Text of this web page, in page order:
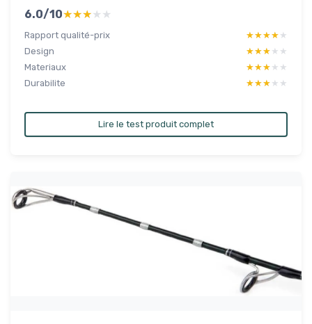
6.0/10★★★★★
★★★★★
Rapport qualité-prix ★★★★★
★★★★★
Design
★★★★★
★★★★★
Materiaux
★★★★★
★★★★★
Durabilite
★★★★★
★★★★★
Lire le test produit complet